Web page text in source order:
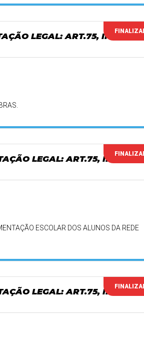
LEGAL: ART.75, INCISO
LEGAL: ART.75, INCISO
ESCOLAR DOS ALUNOS DA REDE
LEGAL: ART.75, INCISO